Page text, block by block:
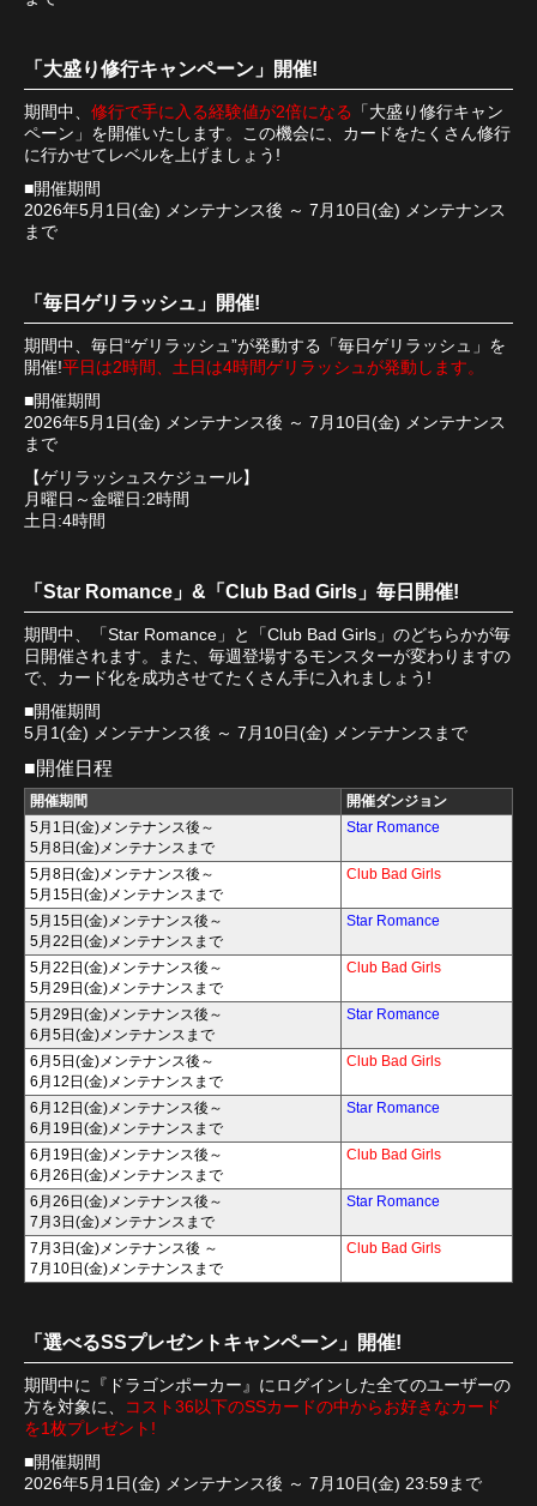
「大盛り修行キャンペーン」開催!
期間中、 修行で手に入る経験値が2倍になる
「大盛り修行キャン
ペーン」を開催いたします。この機会に、カードをたくさん修行
に行かせてレベルを上げましょう!
■開催期間
2026年5月1日(金) メンテナンス後 ～ 7月10日(金) メンテナンス
まで
「毎日ゲリラッシュ」開催!
期間中、毎日“ゲリラッシュ”が発動する「毎日ゲリラッシュ」を
開催!平日は2時間、土日は4時間ゲリラッシュが発動します。
■開催期間
2026年5月1日(金) メンテナンス後 ～ 7月10日(金) メンテナンス
まで
【ゲリラッシュスケジュール】
月曜日～金曜日:2時間
土日:4時間
「Star Romance」&「Club Bad Girls」毎日開催!
期間中、「Star Romance」と「Club Bad Girls」のどちらかが毎
日開催されます。また、毎週登場するモンスターが変わりますの
で、カード化を成功させてたくさん手に入れましょう!
■開催期間
5月1(金) メンテナンス後 ～ 7月10日(金) メンテナンスまで
■開催日程
開催期間
開催ダンジョン
5月1日(金)メンテナンス後～
5月8日(金)メンテナンスまで
Star Romance
5月8日(金)メンテナンス後～
5月15日(金)メンテナンスまで
Club Bad Girls
5月15日(金)メンテナンス後～
5月22日(金)メンテナンスまで
Star Romance
5月22日(金)メンテナンス後～
5月29日(金)メンテナンスまで
Club Bad Girls
5月29日(金)メンテナンス後～
6月5日(金)メンテナンスまで
Star Romance
6月5日(金)メンテナンス後～
6月12日(金)メンテナンスまで
Club Bad Girls
6月12日(金)メンテナンス後～
6月19日(金)メンテナンスまで
Star Romance
6月19日(金)メンテナンス後～
6月26日(金)メンテナンスまで
Club Bad Girls
6月26日(金)メンテナンス後～
7月3日(金)メンテナンスまで
Star Romance
7月3日(金)メンテナンス後 ～
7月10日(金)メンテナンスまで
Club Bad Girls
「選べるSSプレゼントキャンペーン」開催!
期間中に『ドラゴンポーカー』にログインした全てのユーザーの
方を対象に、
コスト36以下のSSカードの中からお好きなカード
を1枚プレゼント!
■開催期間
2026年5月1日(金) メンテナンス後 ～ 7月10日(金) 23:59まで